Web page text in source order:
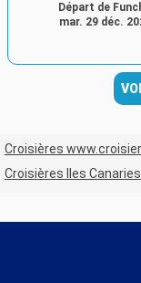
Départ de
mar. 29 déc.
Croisières
Croisières Iles Canaries